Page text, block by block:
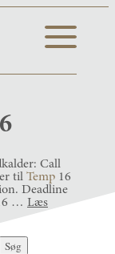
Call
til Temp 16
Deadline
… Læs